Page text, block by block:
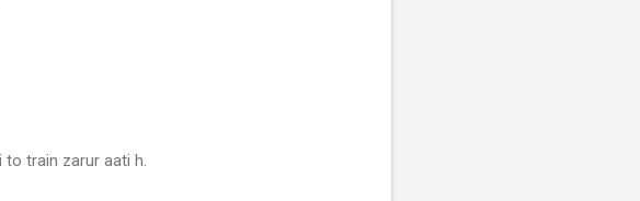
train zarur aati h.